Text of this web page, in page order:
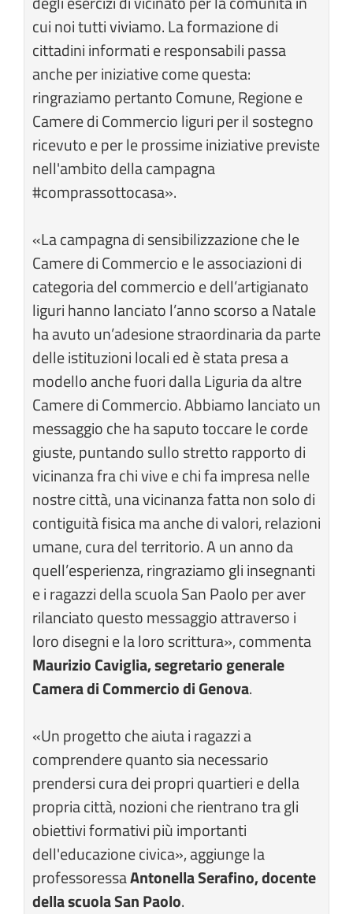
cui noi tutti viviamo. La formazione di
cittadini informati e responsabili passa
anche per iniziative come questa:
ringraziamo pertanto Comune, Regione e
Camere di Commercio liguri per il sostegno
ricevuto e per le prossime iniziative previste
nell'ambito della campagna
#comprassottocasa».
«La campagna di sensibilizzazione che le
Camere di Commercio e le associazioni di
categoria del commercio e dell’artigianato
liguri hanno lanciato l’anno scorso a Natale
ha avuto un’adesione straordinaria da parte
delle istituzioni locali ed è stata presa a
modello anche fuori dalla Liguria da altre
Camere di Commercio. Abbiamo lanciato un
messaggio che ha saputo toccare le corde
giuste, puntando sullo stretto rapporto di
vicinanza fra chi vive e chi fa impresa nelle
nostre città, una vicinanza fatta non solo di
contiguità fisica ma anche di valori, relazioni
umane, cura del territorio. A un anno da
quell’esperienza, ringraziamo gli insegnanti
e i ragazzi della scuola San Paolo per aver
rilanciato questo messaggio attraverso i
loro disegni e la loro scrittura», commenta
Maurizio Caviglia, segretario generale
Camera di Commercio di Genova.
«Un progetto che aiuta i ragazzi a
comprendere quanto sia necessario
prendersi cura dei propri quartieri e della
propria città, nozioni che rientrano tra gli
obiettivi formativi più importanti
dell'educazione civica», aggiunge la
professoressaAntonella Serafino, docente
della scuola San Paolo.